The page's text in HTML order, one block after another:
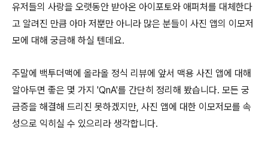
유저들의 사랑을 오랫동안 받아온 아이포토와 애퍼처를 대체한다
고 알려진 만큼 아마 저뿐만 아니라 많은 분들이 사진 앱의 이모저
모에 대해 궁금해 하실 텐데요.
주말에 백투더맥에 올라올 정식 리뷰에 앞서 맥용 사진 앱에 대해
알아두면 좋은 몇 가지 'QnA'를 간단히 정리해 봤습니다. 모든 궁
금증을 해결해 드리진 못하겠지만, 사진 앱에 대한 이모저모를 속
성으로 익히실 수 있으리라 생각합니다.